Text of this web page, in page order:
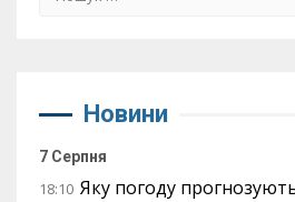
Новини
7 Серпня
18:10 Яку погоду